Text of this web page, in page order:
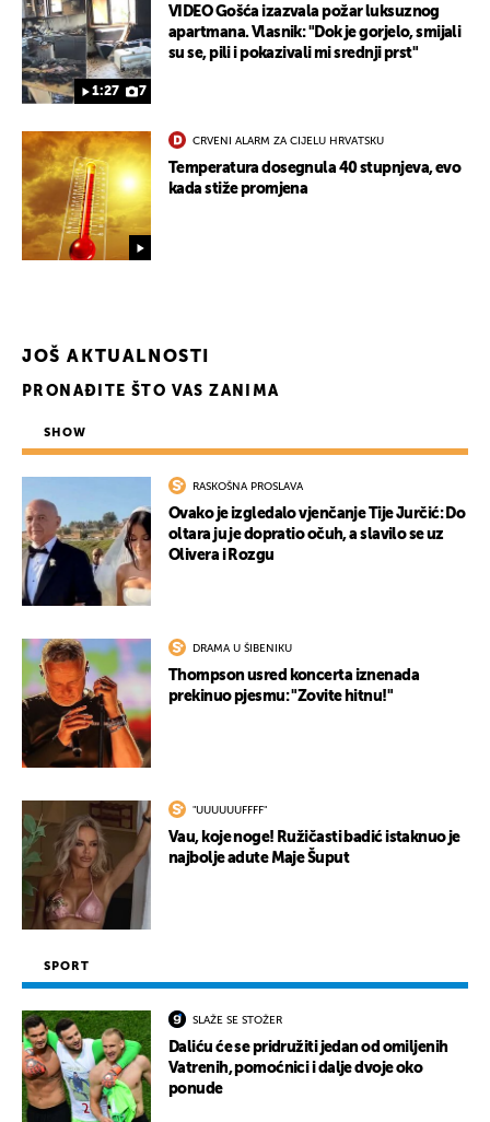
1:27 7
VIDEO Gošća izazvala požar luksuznog
apartmana. Vlasnik: "Dok je gorjelo, smijali
su se, pili i pokazivali mi srednji prst"
CRVENI ALARM ZA CIJELU HRVATSKU
Temperatura dosegnula 40 stupnjeva, evo
kada stiže promjena
JOŠ AKTUALNOSTI
PRONAĐITE ŠTO VAS ZANIMA
SHOW
RASKOŠNA PROSLAVA
Ovako je izgledalo vjenčanje Tije Jurčić: Do
oltara ju je dopratio očuh, a slavilo se uz
Olivera i Rozgu
DRAMA U ŠIBENIKU
Thompson usred koncerta iznenada
prekinuo pjesmu: "Zovite hitnu!"
"UUUUUUFFFF"
Vau, koje noge! Ružičasti badić istaknuo je
najbolje adute Maje Šuput
SPORT
SLAŽE SE STOŽER
Daliću će se pridružiti jedan od omiljenih
Vatrenih, pomoćnici i dalje dvoje oko
ponude
UKLJUČITE NOTIFIKACIJE